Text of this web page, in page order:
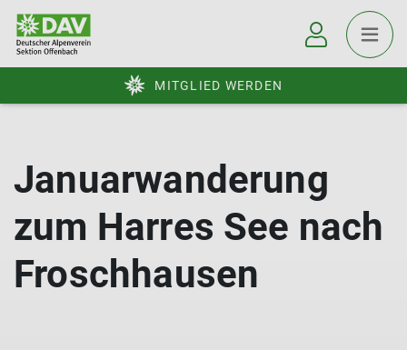
MITGLIED WERDEN
Januarwanderung
zum Harres See nach
Froschhausen